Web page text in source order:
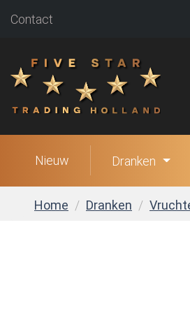
Contact
Nieuw Dranken
Home Dranken